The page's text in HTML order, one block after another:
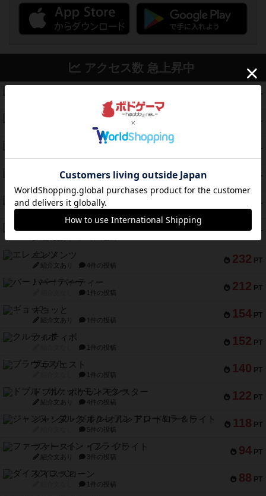
アクセス数 急上昇中
PT
2件の投稿
PT
テンプテーション
2件の投稿
PT
PT
ギャンブラー
PT
コレクト！
紹介文なし 1件の投稿
236 PT
232 PT
エレメンツ
紹介文あり 4件の投稿
212 PT
バー！パーティー
1件の投稿
154 PT
ギョッと
紹介文あり 1件の投稿
152 PT
クルティボ
1件の投稿
140 PT
ブラヴェスト
1件の投稿
122 PT
ドブル：ポケットモンスター
紹介文あり 4件の投稿
118 PT
ジャンヌ・ダルク-オルレアン ドロー＆ライト
5件の投稿
94 PT
ファースト・イン・フライト
紹介文あり 3件の投稿
88 PT
ダイススローン
1件の投稿